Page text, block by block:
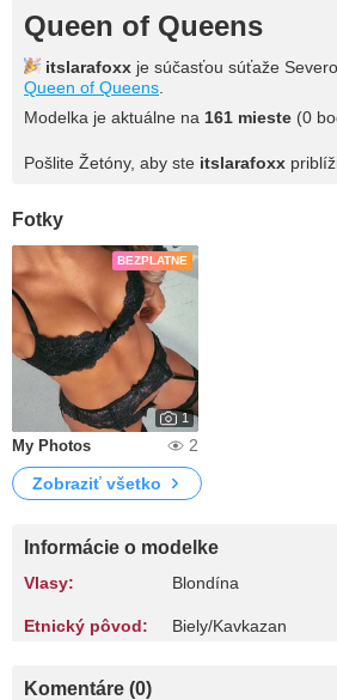
Queen of Queens
itslarafoxx je súčasťou súťaže
Queen of Queens
Modelka je aktuálne na 161 mieste (0
Pošlite Žetóny, aby ste itslarafoxx
Fotky
BEZPLATNE
1
My Photos
2
Zobraziť všetko
Informácie o modelke
Vlasy: Blondína
Etnický pôvod: Biely/Kavkazan
Komentáre (0)